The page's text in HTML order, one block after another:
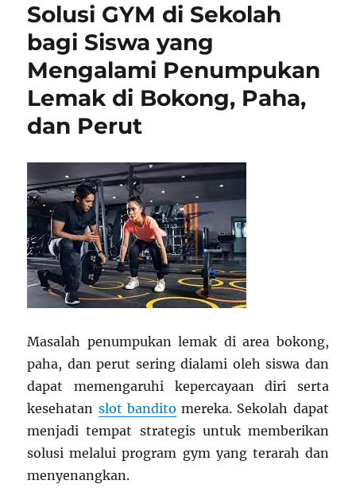
Solusi GYM di Sekolah
bagi Siswa yang
Mengalami Penumpukan
Lemak di Bokong, Paha,
dan Perut
Masalah penumpukan lemak di area bokong,
paha, dan perut sering dialami oleh siswa dan
dapat memengaruhi kepercayaan diri serta
kesehatan slot bandito mereka. Sekolah dapat
menjadi tempat strategis untuk memberikan
solusi melalui program gym yang terarah dan
menyenangkan.